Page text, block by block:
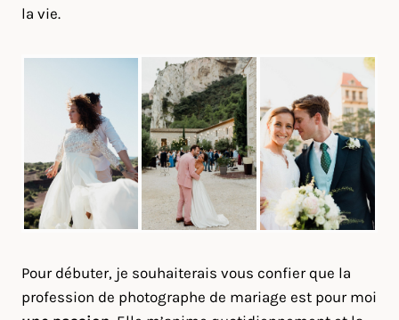
la vie.
Pour débuter, je souhaiterais vous confier que la
profession de photographe de mariage est pour moi